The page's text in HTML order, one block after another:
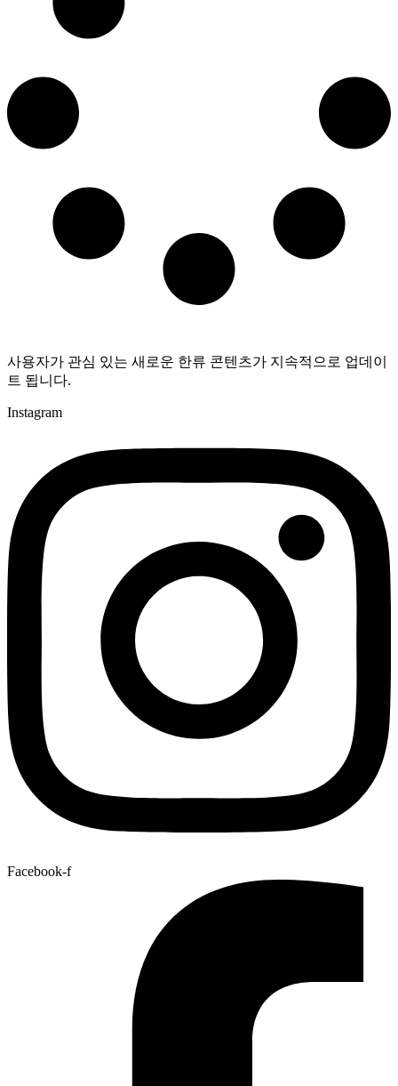
사용자가 관심 있는 새로운 한류 콘텐츠가 지속적으로 업데이
트 됩니다.
Instagram
Facebook-f